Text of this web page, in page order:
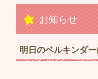
お知らせ
明日のベルキンダ